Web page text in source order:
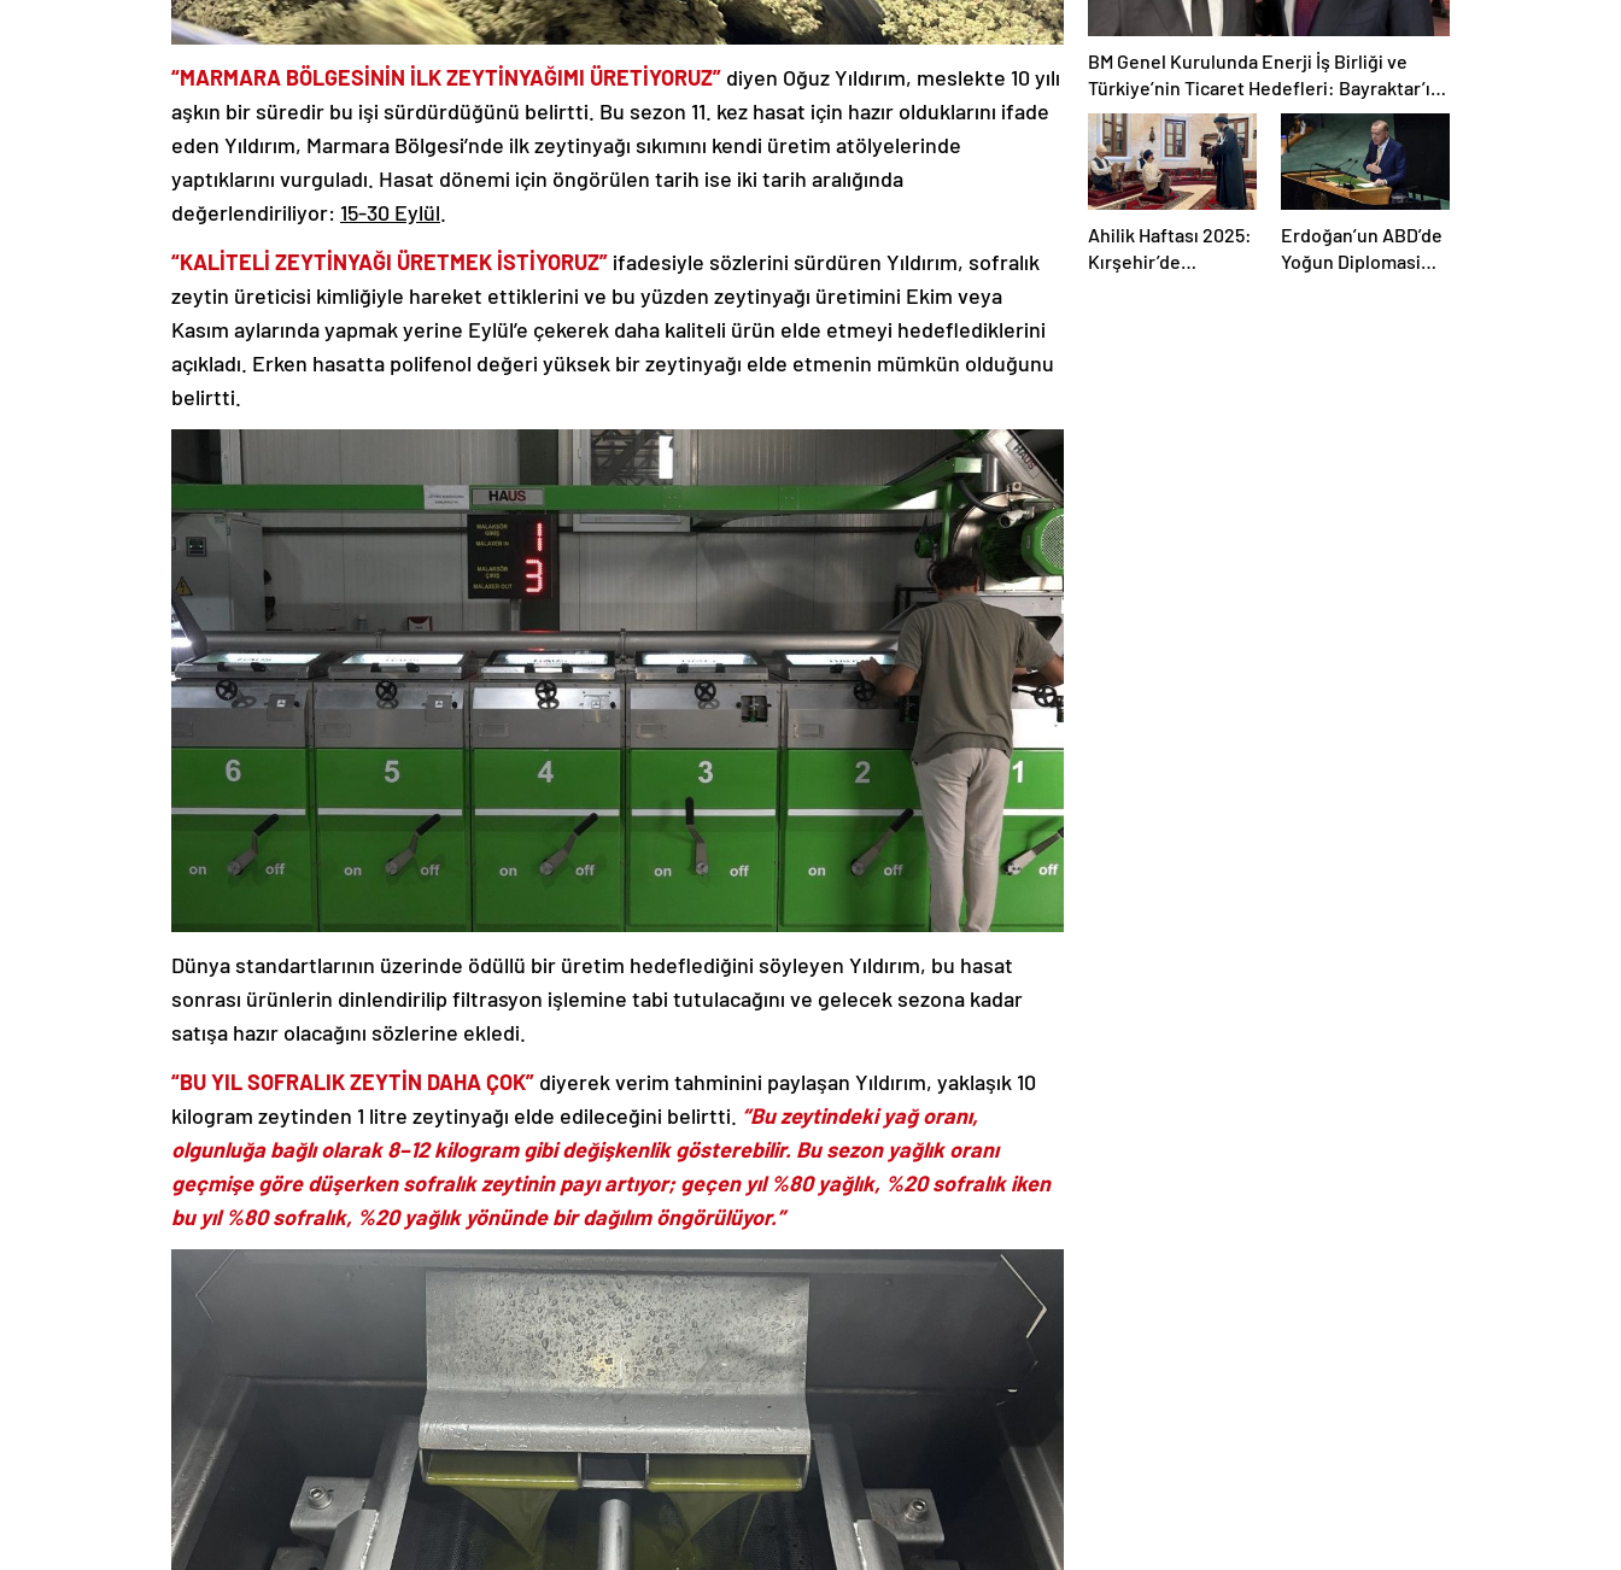
“MARMARA BÖLGESİNİN İLK ZEYTİNYAĞIMI ÜRETİYORUZ” diyen Oğuz Yıldırım, meslekte 10 yılı
aşkın bir süredir bu işi sürdürdüğünü belirtti. Bu sezon 11. kez hasat için hazır olduklarını ifade
eden Yıldırım, Marmara Bölgesi’nde ilk zeytinyağı sıkımını kendi üretim atölyelerinde
yaptıklarını vurguladı. Hasat dönemi için öngörülen tarih ise iki tarih aralığında
değerlendiriliyor: 15-30 Eylül.
“KALİTELİ ZEYTİNYAĞI ÜRETMEK İSTİYORUZ” ifadesiyle sözlerini sürdüren Yıldırım, sofralık
zeytin üreticisi kimliğiyle hareket ettiklerini ve bu yüzden zeytinyağı üretimini Ekim veya
Kasım aylarında yapmak yerine Eylül’e çekerek daha kaliteli ürün elde etmeyi hedeflediklerini
açıkladı. Erken hasatta polifenol değeri yüksek bir zeytinyağı elde etmenin mümkün olduğunu
belirtti.
Dünya standartlarının üzerinde ödüllü bir üretim hedeflediğini söyleyen Yıldırım, bu hasat
sonrası ürünlerin dinlendirilip filtrasyon işlemine tabi tutulacağını ve gelecek sezona kadar
satışa hazır olacağını sözlerine ekledi.
“BU YIL SOFRALIK ZEYTİN DAHA ÇOK” diyerek verim tahminini paylaşan Yıldırım, yaklaşık 10
kilogram zeytinden 1 litre zeytinyağı elde edileceğini belirtti. “Bu zeytindeki yağ oranı,
olgunluğa bağlı olarak 8–12 kilogram gibi değişkenlik gösterebilir. Bu sezon yağlık oranı
geçmişe göre düşerken sofralık zeytinin payı artıyor; geçen yıl %80 yağlık, %20 sofralık iken
bu yıl %80 sofralık, %20 yağlık yönünde bir dağılım öngörülüyor.”
BM Genel Kurulunda Enerji İş Birliği ve
Türkiye’nin Ticaret Hedefleri: Bayraktar’ın
Açıklamaları
Ahilik Haftası 2025:
Kırşehir’de
Erdoğan’un ABD’de
Yoğun Diplomasi